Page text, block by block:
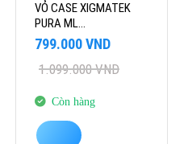
VỎ CASE XIGMATEK
PURA ML
(MATX/RAD360/0 FAN)
1.099.000VND
Giá
là:
799.000VND
Giá
tại
799.000 VND.
Còn hàng